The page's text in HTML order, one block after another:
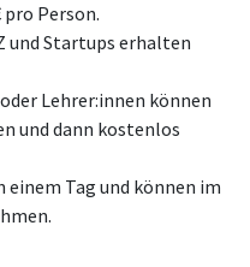
Person.
und Startups erhalten
Lehrer:innen können
und dann kostenlos
Tag und können im